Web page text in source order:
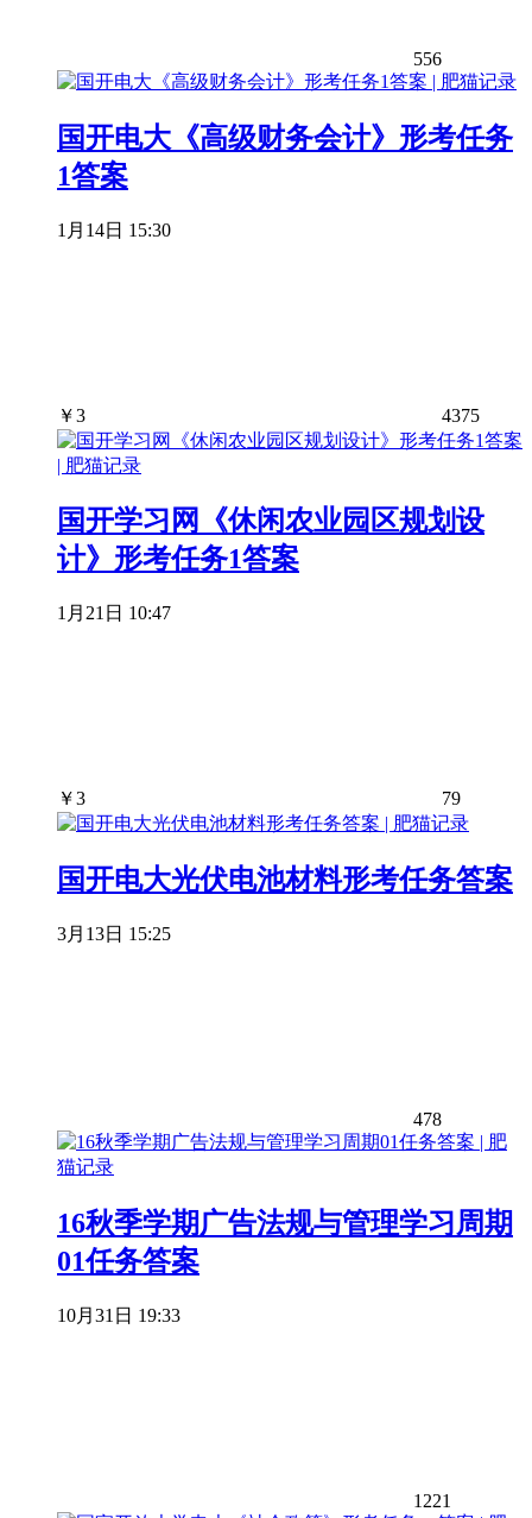
556
国开电大《高级财务会计》形考任务
1答案
1月14日 15:30
￥3 4375
国开学习网《休闲农业园区规划设
计》形考任务1答案
1月21日 10:47
￥3 79
国开电大光伏电池材料形考任务答案
3月13日 15:25
478
16秋季学期广告法规与管理学习周期
01任务答案
10月31日 19:33
1221